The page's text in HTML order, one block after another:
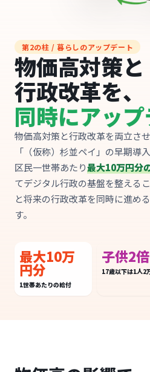
第2の柱 / 暮らしのアップデート
物価高対策と
行政改革を、
同時にアップ
物価高対策と行政改革を両立さ
「（仮称）杉並ペイ」の早期導
区民一世帯あたり最大10万円分
てデジタル行政の基盤を整える
と将来の行政改革を同時に進め
す。
最大10万
円分
1世帯あたりの給付
子供2倍
17歳以下は1人2